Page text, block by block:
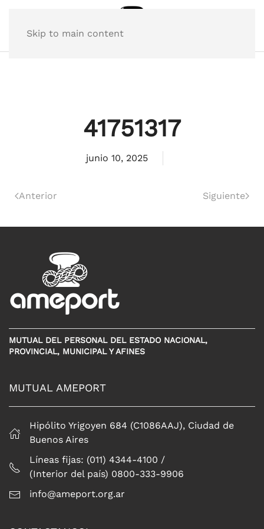
Skip to main content
41751317
junio 10, 2025
Anterior Siguiente
MUTUAL DEL PERSONAL DEL ESTADO NACIONAL,
PROVINCIAL, MUNICIPAL Y AFINES
MUTUAL AMEPORT
Hipólito Yrigoyen 684 (C1086AAJ), Ciudad de
Buenos Aires
Líneas fijas: (011) 4344-4100 /
(Interior del país) 0800-333-9906
info@ameport.org.ar